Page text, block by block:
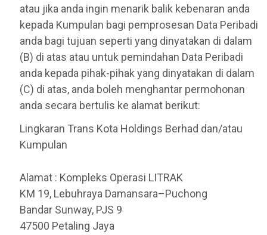
atau jika anda ingin menarik balik kebenaran anda
kepada Kumpulan bagi pemprosesan Data Peribadi
anda bagi tujuan seperti yang dinyatakan di dalam
(B) di atas atau untuk pemindahan Data Peribadi
anda kepada pihak-pihak yang dinyatakan di dalam
(C) di atas, anda boleh menghantar permohonan
anda secara bertulis ke alamat berikut:
Lingkaran Trans Kota Holdings Berhad dan/atau
Kumpulan
Alamat : Kompleks Operasi LITRAK
KM 19, Lebuhraya Damansara–Puchong
Bandar Sunway, PJS 9
47500 Petaling Jaya